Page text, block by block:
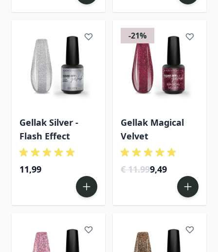
Gellak Silver -
Flash Effect
11,99
-21%
Gellak Magical
Velvet
€ 11.999,49